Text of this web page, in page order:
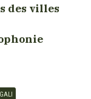
des villes